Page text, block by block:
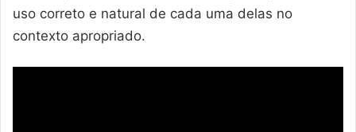
uso correto e natural de cada uma delas no
contexto apropriado.